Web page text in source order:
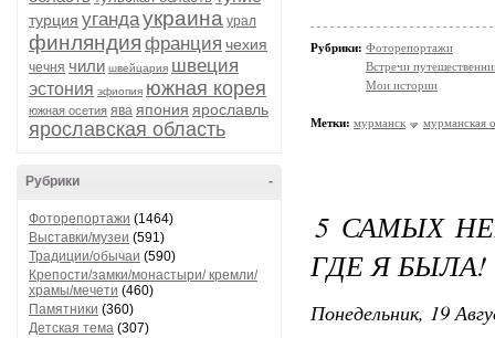
турция угандаукраина урал
финляндия франция чехия
чечня чили швейцария швеция
эстония эфиопия южная корея
южная осетия ява япония ярославль
ярославская область
-
Рубрики
Фоторепортажи (1464)
Выставки/музеи (591)
Традиции/обычаи (590)
Крепости/замки/монастыри/ кремли/
храмы/мечети (460)
Памятники (360)
Детская тема (307)
Рубрики: Фоторепортажи
Встречи
Мои истории
Метки: мурманск мурманская
5 САМЫХ
ГДЕ Я БЫЛА!
Понедельник, 19